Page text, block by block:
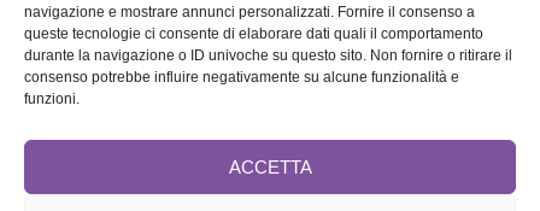
navigazione e mostrare annunci personalizzati. Fornire il consenso a
queste tecnologie ci consente di elaborare dati quali il comportamento
durante la navigazione o ID univoche su questo sito. Non fornire o ritirare il
consenso potrebbe influire negativamente su alcune funzionalità e
funzioni.
ACCETTA
SEGUICI SU
ISCRIVITI ALLA NEWSLETTER